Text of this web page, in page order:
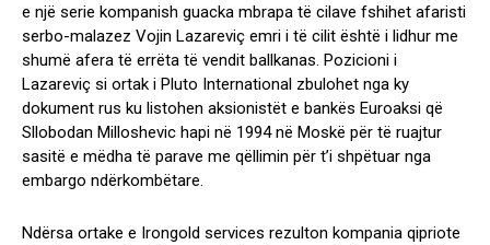
e një serie kompanish guacka mbrapa të cilave fshihet afaristi
serbo-malazez Vojin Lazareviç emri i të cilit është i lidhur me
shumë afera të errëta të vendit ballkanas. Pozicioni i
Lazareviç si ortak i Pluto International zbulohet nga ky
dokument rus ku listohen aksionistët e bankës Euroaksi që
Sllobodan Milloshevic hapi në 1994 në Moskë për të ruajtur
sasitë e mëdha të parave me qëllimin për t’i shpëtuar nga
embargo ndërkombëtare.
Ndërsa ortake e Irongold services rezulton kompania qipriote